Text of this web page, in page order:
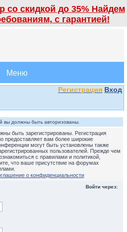
со скидкой до 35% Найдем
с гарантией!
Меню
Регистрация Вход
вы должны быть авторизованы.
быть зарегистрированы. Регистрация
предоставляет вам более широкие
могут быть установлены также
пользователей. Прежде чем
с правилами и политикой,
что ваше присутствие на форумах
о конфиденциальности
Войти через: